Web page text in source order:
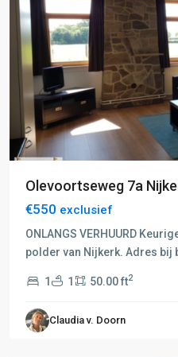
Olevoortseweg 7a
€550 exclusief
ONLANGS VERHUURD
polder van Nijkerk. Adres bij
1 1 50.00 ft2
Claudia v. Doorn
D:
Putten-
E:
Amersfoort-
Hilversum,
Barneveld-
Voorthuizen
Amersfoort,